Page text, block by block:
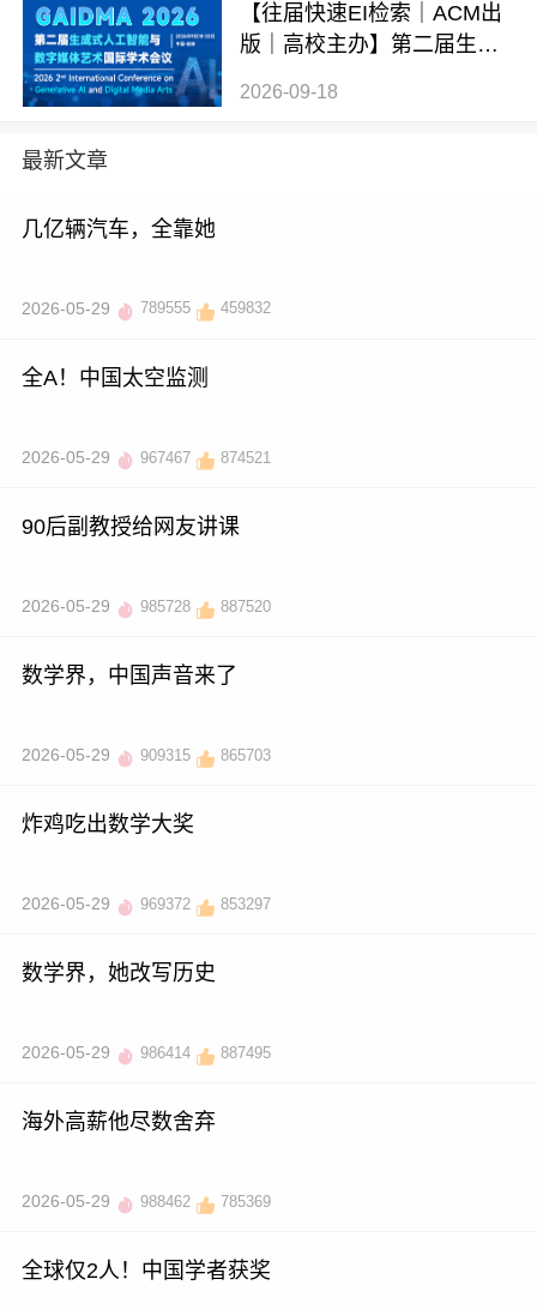
【往届快速EI检索｜ACM出
版｜高校主办】第二届生成
2026-09-18
最新文章
几亿辆汽车，全靠她
2026-05-29 789555 459832
全A！中国太空监测
2026-05-29 967467 874521
90后副教授给网友讲课
2026-05-29 985728 887520
数学界，中国声音来了
2026-05-29 909315 865703
炸鸡吃出数学大奖
2026-05-29 969372 853297
数学界，她改写历史
2026-05-29 986414 887495
海外高薪他尽数舍弃
2026-05-29 988462 785369
全球仅2人！中国学者获奖